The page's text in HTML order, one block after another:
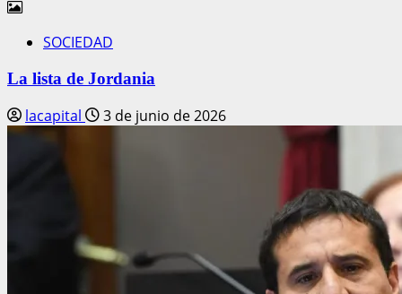
SOCIEDAD
La lista de Jordania
lacapital 3 de junio de 2026